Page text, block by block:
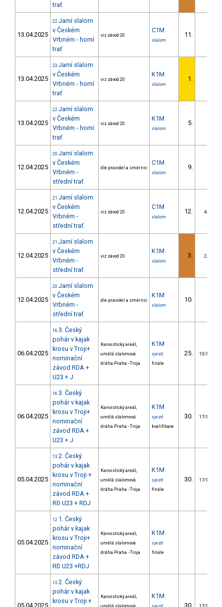
trať
13.04.2025
22 Jarní slalom
v Českém
Vrbném - horní
trať
viz závod 20
C1M
slalom
11.
13.04.2025
23 Jarní slalom
v Českém
Vrbném - horní
trať
viz závod 20
K1M
slalom
1.
13.04.2025
22 Jarní slalom
v Českém
Vrbném - horní
trať
viz závod 20
K1M
slalom
5.
12.04.2025
20 Jarní slalom
v Českém
Vrbném -
střední trať
dle pravidel a směrnic
C1M
slalom
9.
12.04.2025
21 Jarní slalom
v Českém
Vrbném -
střední trať
viz závod 20
C1M
slalom
12. 4/DS
12.04.2025
21 Jarní slalom
v Českém
Vrbném -
střední trať
viz závod 20
K1M
slalom
3. 2/DS
12.04.2025
20 Jarní slalom
v Českém
Vrbném -
střední trať
dle pravidel a směrnic
K1M
slalom
10.
06.04.2025
16 3. Český
pohár v kajak
krosu v Troji+
nominační
závod RDA +
U23 + J
Kanoistický areál,
umělá slalomová
dráha Praha - Troja
K1M
sjezd
finále
25. 13/DOR
06.04.2025
16 3. Český
pohár v kajak
krosu v Troji+
nominační
závod RDA +
U23 + J
Kanoistický areál,
umělá slalomová
dráha Praha - Troja
K1M
sjezd
kvalifikace
30. 17/DOR
05.04.2025
13 2. Český
pohár v kajak
krosu v Troji +
nominační
závod RDA +
RD U23 + RDJ
Kanoistický areál,
umělá slalomová
dráha Praha - Troja
K1M
sjezd
finále
30. 17/DOR
05.04.2025
12 1. Český
pohár v kajak
krosu v Troji+
nominační
závod RDA +
RD U23 +RDJ
Kanoistický areál,
umělá slalomová
dráha Praha - Troja
K1M
sjezd
finále
05.04.2025
13 2. Český
pohár v kajak
krosu v Troji +
Kanoistický areál,
K1M
30.